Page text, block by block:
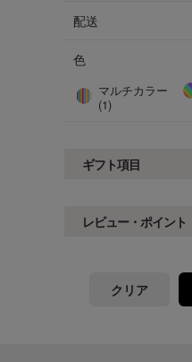
配送
色
マルチカラー
(1)
ギフト項目
レビュー・ポイント
クリア